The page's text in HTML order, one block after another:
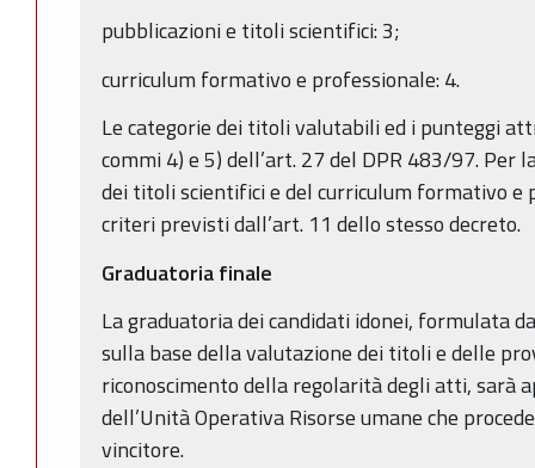
pubblicazioni e titoli scientifici: 3;
curriculum formativo e professionale: 4.
Le categorie dei titoli valutabili ed i punteggi
commi 4) e 5) dell’art. 27 del DPR 483/97. Per
dei titoli scientifici e del curriculum formativo e
criteri previsti dall’art. 11 dello stesso decreto.
Graduatoria finale
La graduatoria dei candidati idonei, formulata
sulla base della valutazione dei titoli e delle
riconoscimento della regolarità degli atti, sarà
dell’Unità Operativa Risorse umane che
vincitore.